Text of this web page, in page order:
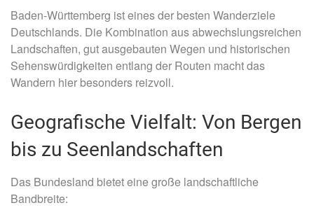
Baden-Württemberg ist eines der besten Wanderziele
Deutschlands. Die Kombination aus abwechslungsreichen
Landschaften, gut ausgebauten Wegen und historischen
Sehenswürdigkeiten entlang der Routen macht das
Wandern hier besonders reizvoll.
Geografische Vielfalt: Von Bergen
bis zu Seenlandschaften
Das Bundesland bietet eine große landschaftliche
Bandbreite: